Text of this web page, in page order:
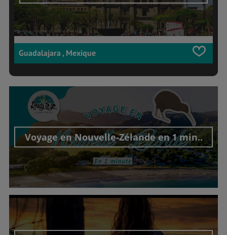
Guadalajara , Mexique
Voyage en Nouvelle-Zélande en 1 min..
Découvrir cet interview